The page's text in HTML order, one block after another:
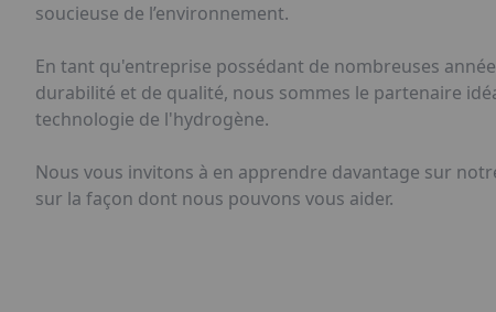
soucieuse de l’environnement.
En tant qu'entreprise possédant de nombreuses
durabilité et de qualité, nous sommes le partenaire
technologie de l'hydrogène.
Nous vous invitons à en apprendre davantage sur
sur la façon dont nous pouvons vous aider.